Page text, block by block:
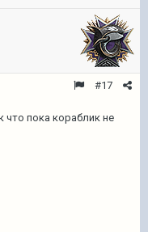
#17
что пока кораблик не